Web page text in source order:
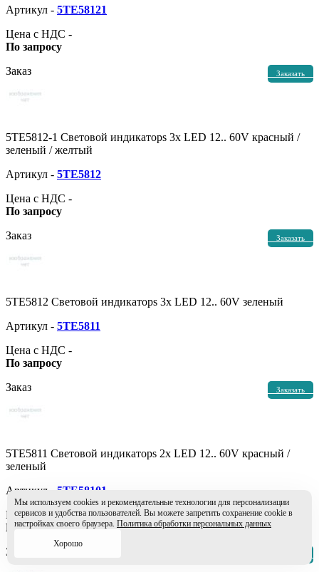
Артикул - 5TE58121
Цена с НДС -
По запросу
Заказать
Заказ
5TE5812-1 Световой индикаторs 3x LED 12.. 60V красный /
зеленый / желтый
Артикул - 5TE5812
Цена с НДС -
По запросу
Заказать
Заказ
5TE5812 Световой индикаторs 3x LED 12.. 60V зеленый
Артикул - 5TE5811
Цена с НДС -
По запросу
Заказать
Заказ
5TE5811 Световой индикаторs 2x LED 12.. 60V красный /
зеленый
Артикул - 5TE58101
Цена с НДС -
По запросу
Заказ
Мы используем cookies и рекомендательные технологии для персонализации
сервисов и удобства пользователей. Вы можете запретить сохранение cookie в
настройках своего браузера. Политика обработки персональных данных
Хорошо